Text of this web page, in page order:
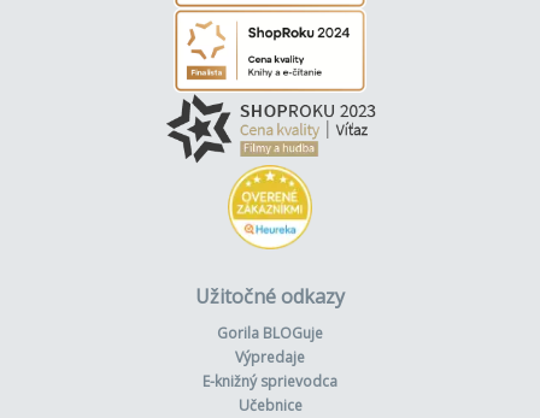
Užitočné odkazy
Gorila BLOGuje
Výpredaje
E-knižný sprievodca
Učebnice